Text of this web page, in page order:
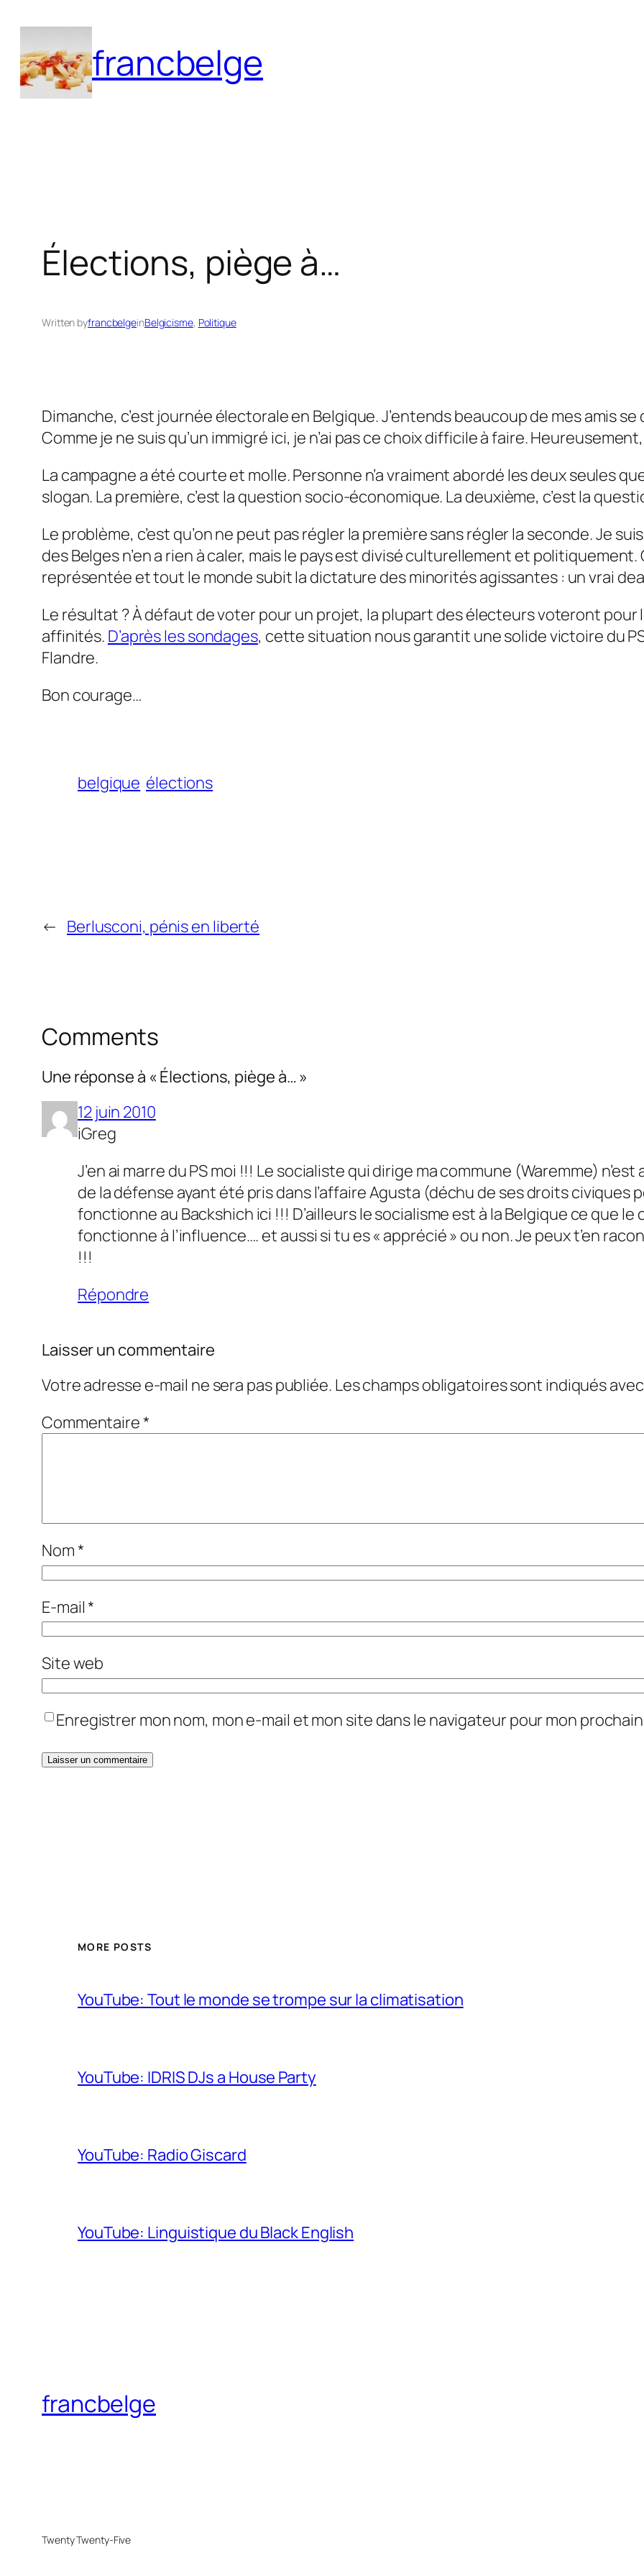
contenu
francbelge
Élections, piège à…
Written byfrancbelgeinBelgicisme, Politique
Dimanche, c’est journée électorale en Belgique. J’entends beaucoup de mes amis
Comme je ne suis qu’un immigré ici, je n’ai pas ce choix difficile à faire.
La campagne a été courte et molle. Personne n’a vraiment abordé les deux seules
slogan. La première, c’est la question socio-économique. La deuxième, c’est la
Le problème, c’est qu’on ne peut pas régler la première sans régler la seconde. Je
des Belges n’en a rien à caler, mais le pays est divisé culturellement et
représentée et tout le monde subit la dictature des minorités agissantes : un vrai
Le résultat ? À défaut de voter pour un projet, la plupart des électeurs voteront
affinités. D’après les sondages, cette situation nous garantit une solide victoire du
Flandre.
Bon courage…
belgique élections
← Berlusconi, pénis en liberté
Comments
Une réponse à « Élections, piège à… »
12 juin 2010
iGreg
J’en ai marre du PS moi !!! Le socialiste qui dirige ma commune (Waremme)
de la défense ayant été pris dans l’affaire Agusta (déchu de ses droits civiques
fonctionne au Backshich ici !!! D’ailleurs le socialisme est à la Belgique ce que
fonctionne à l’influence…. et aussi si tu es « apprécié » ou non. Je peux t’en
!!!
Répondre
Laisser un commentaire
Votre adresse e-mail ne sera pas publiée. Les champs obligatoires sont indiqués
Commentaire*
Nom*
E-mail*
Site web
Enregistrer mon nom, mon e-mail et mon site dans le navigateur pour mon
MORE POSTS
YouTube: Tout le monde se trompe sur la climatisation
YouTube: IDRIS DJs a House Party
YouTube: Radio Giscard
YouTube: Linguistique du Black English
francbelge
Twenty Twenty-Five